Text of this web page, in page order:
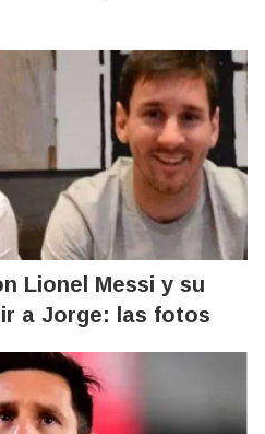
Lionel Messi y su
a Jorge: las fotos